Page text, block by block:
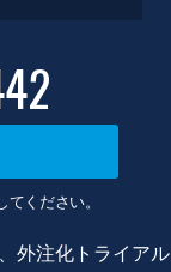
ください。
外注化トライアル